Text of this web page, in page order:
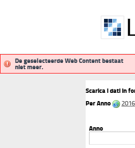
De geselecteerde Web Content bestaat
niet meer.
Scarica i dati in
Per Anno
2016
Anno